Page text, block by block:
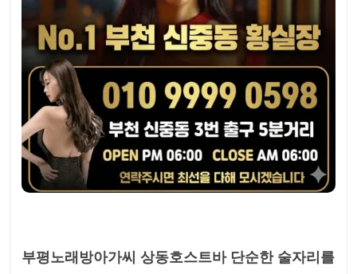
부평노래방아가씨 상동호스트바 단순한 술자리를